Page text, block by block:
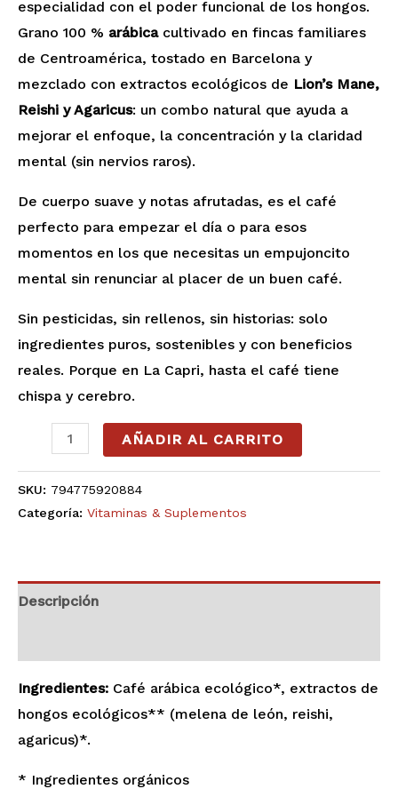
especialidad con el poder funcional de los hongos.
Grano 100 % arábicacultivado en fincas familiares
de Centroamérica, tostado en Barcelona y
mezclado con extractos ecológicos de Lion’s Mane,
Reishi y Agaricus: un combo natural que ayuda a
mejorar el enfoque, la concentración y la claridad
mental (sin nervios raros).
De cuerpo suave y notas afrutadas, es el café
perfecto para empezar el día o para esos
momentos en los que necesitas un empujoncito
mental sin renunciar al placer de un buen café.
Sin pesticidas, sin rellenos, sin historias: solo
ingredientes puros, sostenibles y con beneficios
reales. Porque en La Capri, hasta el café tiene
chispa y cerebro.
AÑADIR AL CARRITO
SKU: 794775920884
Categoría: Vitaminas & Suplementos
Descripción
Ingredientes: Café arábica ecológico*, extractos de
hongos ecológicos** (melena de león, reishi,
agaricus)*.
* Ingredientes orgánicos